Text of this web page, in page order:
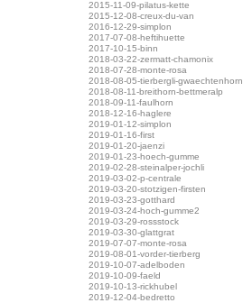
2015-11-09-pilatus-kette
2015-12-08-creux-du-van
2016-12-29-simplon
2017-07-08-heftihuette
2017-10-15-binn
2018-03-22-zermatt-chamonix
2018-07-28-monte-rosa
2018-08-05-tierbergli-gwaechtenhorn
2018-08-11-breithorn-bettmeralp
2018-09-11-faulhorn
2018-12-16-haglere
2019-01-12-simplon
2019-01-16-first
2019-01-20-jaenzi
2019-01-23-hoech-gumme
2019-02-28-steinalper-jochli
2019-03-02-p-centrale
2019-03-20-stotzigen-firsten
2019-03-23-gotthard
2019-03-24-hoch-gumme2
2019-03-29-rossstock
2019-03-30-glattgrat
2019-07-07-monte-rosa
2019-08-01-vorder-tierberg
2019-10-07-adelboden
2019-10-09-faeld
2019-10-13-rickhubel
2019-12-04-bedretto